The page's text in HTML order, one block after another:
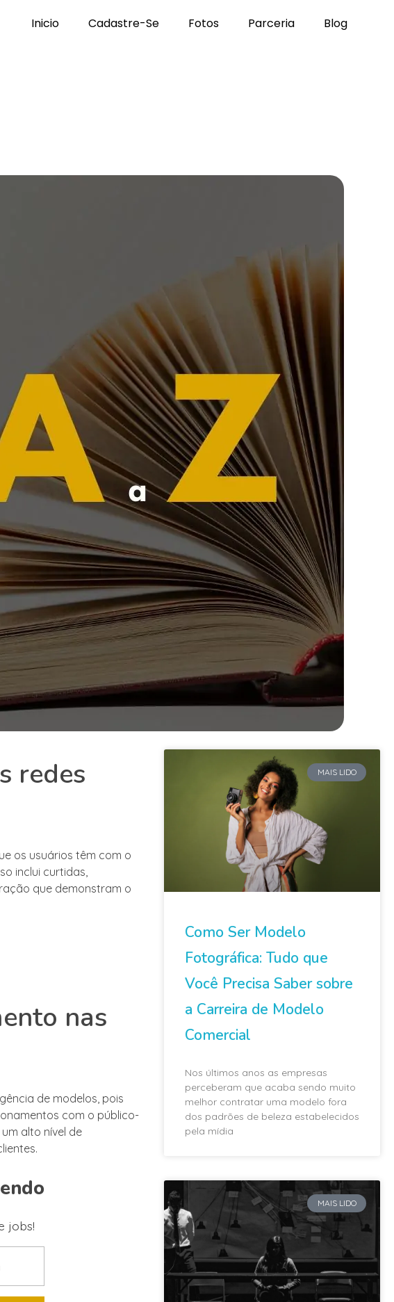
Inicio Cadastre-Se Fotos Parceria Blog
redes
os usuários têm com o
inclui curtidas,
que demonstram o
nas
de modelos, pois
com o público-
alto nível de
jobs!
MAIS LIDO
Como Ser Modelo
Fotográfica: Tudo que
Você Precisa Saber sobre
a Carreira de Modelo
Comercial
Nos últimos anos as empresas
perceberam que acaba sendo muito
melhor contratar uma modelo fora
dos padrões de beleza estabelecidos
pela mídia
MAIS LIDO